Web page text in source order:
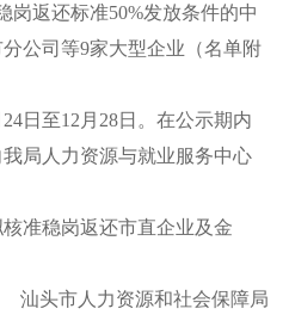
岗返还标准50%发放条件的中
公司等9家大型企业（名单附
日至12月28日。在公示期内
局人力资源与就业服务中心
核准稳岗返还市直企业及金
头市人力资源和社会保障局